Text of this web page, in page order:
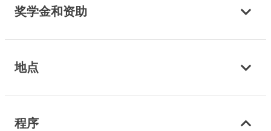
奖学金和资助
地点
程序